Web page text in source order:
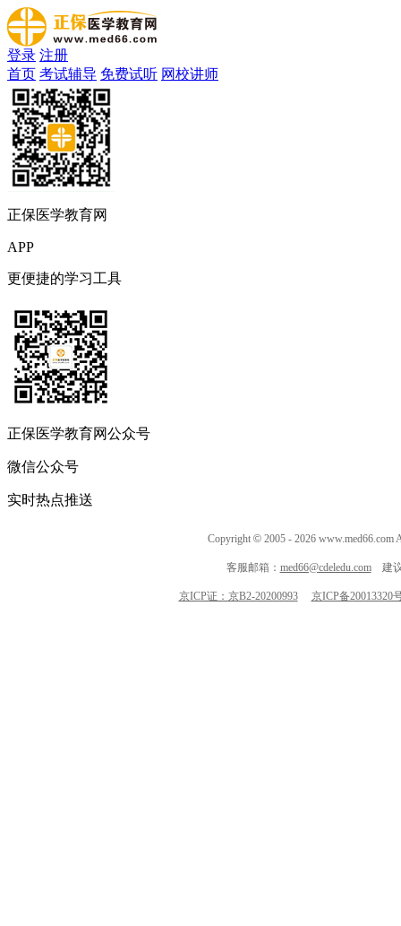
登录 注册
首页 考试辅导 免费试听 网校讲师
正保医学教育网
APP
更便捷的学习工具
正保医学教育网公众号
微信公众号
实时热点推送
Copyright © 2005 - 2026
客服邮箱： med66@cdeledu.com建议
京ICP证：京B2-20200993 京ICP备20013320